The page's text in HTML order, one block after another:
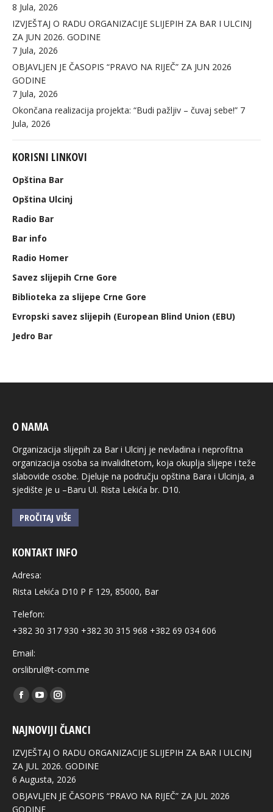
8 Jula, 2026
IZVJEŠTAJ O RADU ORGANIZACIJE SLIJEPIH ZA BAR I ULCINJ
ZA JUN 2026. GODINE
7 Jula, 2026
OBJAVLJEN JE ČASOPIS “PRAVO NA RIJEČ” ZA JUN 2026
GODINE
7 Jula, 2026
Okončana realizacija projekta: “Budi pažljiv – čuvaj sebe!” 7
Jula, 2026
KORISNI LINKOVI
Opština Bar
Opština Ulcinj
Radio Bar
Bar info
Radio Homer
Savez slijepih Crne Gore
Biblioteka za slijepe Crne Gore
Evropski savez slijepih (European Blind Union (EBU)
Jedro Bar
O NAMA
Organizacija slijepih za Bar i Ulcinj je nevladina i neprofitna
organizacija osoba sa invaliditetom, koja okuplja slijepe i teže
slabovide osobe. Djeluje na području opština Bara i Ulcinja, a
sjedište je u –Baru Ul. Rista Lekića br. D10.
PROČITAJ VIŠE
KONTAKT INFO
Adresa:
Rista Lekića D10 P F 129, 85000, Bar
Telefon:
+382 30 317 930 +382 30 315 968 +382 69 034 606
Email:
orslibrul@t-com.me
Find us on:
Facebook
opens
in
new
window
YouTube
opens
in
new
window
Instagram
opens
in
new
window
NAJNOVIJI ČLANCI
IZVJEŠTAJ O RADU ORGANIZACIJE SLIJEPIH ZA BAR I ULCINJ
ZA JUL 2026. GODINE
6 Augusta, 2026
OBJAVLJEN JE ČASOPIS “PRAVO NA RIJEČ” ZA JUL 2026
GODINE